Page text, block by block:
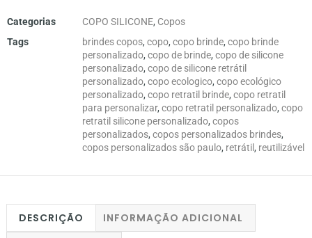
Categorias COPO SILICONE, Copos
Tags
brindes copos, copo, copo brinde, copo brinde
personalizado, copo de brinde, copo de silicone
personalizado, copo de silicone retrátil
personalizado, copo ecologico, copo ecológico
personalizado, copo retratil brinde, copo retratil
para personalizar, copo retratil personalizado, copo
retratil silicone personalizado, copos
personalizados, copos personalizados brindes,
copos personalizados são paulo, retrátil, reutilizável
DESCRIÇÃO INFORMAÇÃO ADICIONAL